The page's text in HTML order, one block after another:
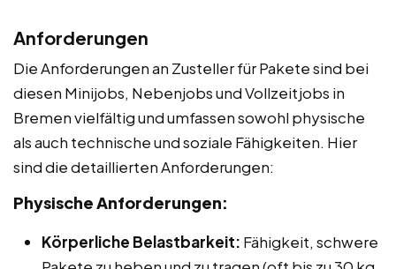
Anforderungen
Die Anforderungen an Zusteller für Pakete sind bei
diesen Minijobs, Nebenjobs und Vollzeitjobs in
Bremen vielfältig und umfassen sowohl physische
als auch technische und soziale Fähigkeiten. Hier
sind die detaillierten Anforderungen:
Physische Anforderungen:
Körperliche Belastbarkeit: Fähigkeit, schwere